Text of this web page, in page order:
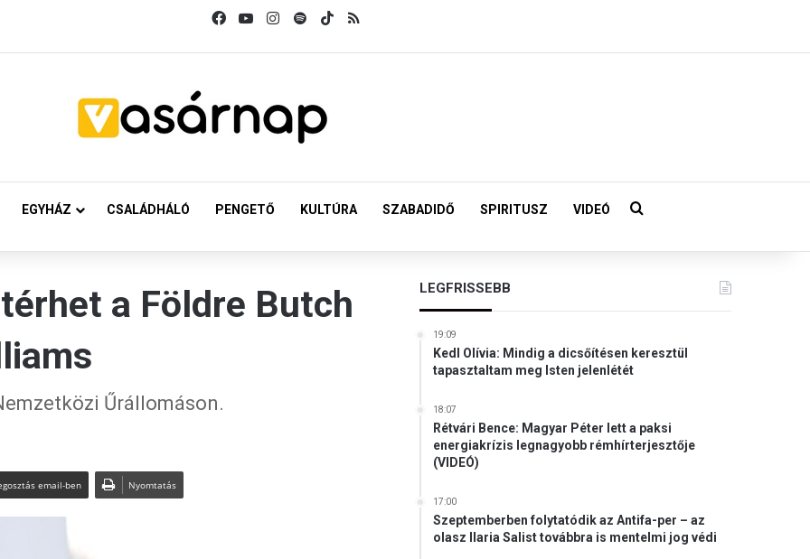
FacebookYouTubeInstagram
SpotifyTikTok
EGYHÁZ CSALÁDHÁLÓ PENGETŐ KULTÚRA SZABADIDŐ SPIRITUSZ VIDEÓ Keresés:
a Földre Butch
Űrállomáson.
email-ben Nyomtatás
LEGFRISSEBB
19:09
Kedl Olívia: Mindig a dicsőítésen keresztül
tapasztaltam meg Isten jelenlétét
18:07
Rétvári Bence: Magyar Péter lett a paksi
energiakrízis legnagyobb rémhírterjesztője
(VIDEÓ)
17:00
Szeptemberben folytatódik az Antifa-per – az
olasz Ilaria Salist továbbra is mentelmi jog védi